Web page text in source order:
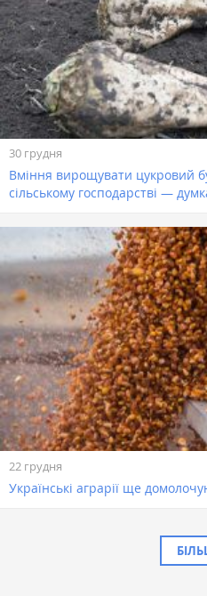
30 грудня
Вміння вирощувати цукровий
сільському господарстві —
22 грудня
Українські аграрії ще